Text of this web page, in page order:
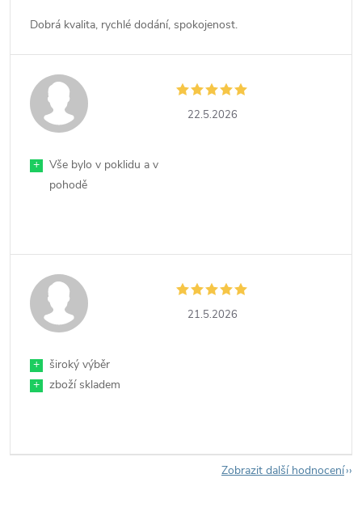
Dobrá kvalita, rychlé dodání, spokojenost.
22.5.2026
+
Vše bylo v poklidu a v
pohodě
21.5.2026
+
široký výběr
+
zboží skladem
Zobrazit další hodnocení